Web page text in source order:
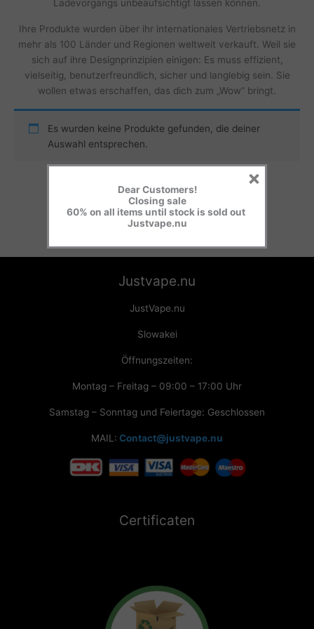
Ladevorgangs unbeaufsichtigt lassen können.
Ihre Produkte wurden über ihr internationales Vertriebsnetz in
mehr als 100 Länder und Regionen weltweit verkauft. Weil sie
sich auf ihre Designprinzipien einigen: Es muss effizient,
vielseitig, benutzerfreundlich, sicher und langlebig sein. Sie
wollen etwas erschaffen, das dich zum „Wow“ bringt.
Es wurden keine Produkte gefunden, die deiner
Auswahl entsprechen.
Justvape.nu
JustVape.nu
Slowakei
Öffnungszeiten:
Montag – Freitag – 09:00 – 17:00 Uhr
Samstag – Sonntag und Feiertage: Geschlossen
MAIL: Contact@justvape.nu
Certificaten
Dear Customers!
Closing sale
60% on all items until stock is sold out
Justvape.nu
×